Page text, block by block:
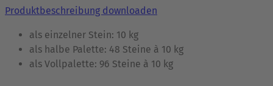
Produktbeschreibung downloaden
als einzelner Stein: 10 kg
als halbe Palette: 48 Steine à 10 kg
als Vollpalette: 96 Steine à 10 kg